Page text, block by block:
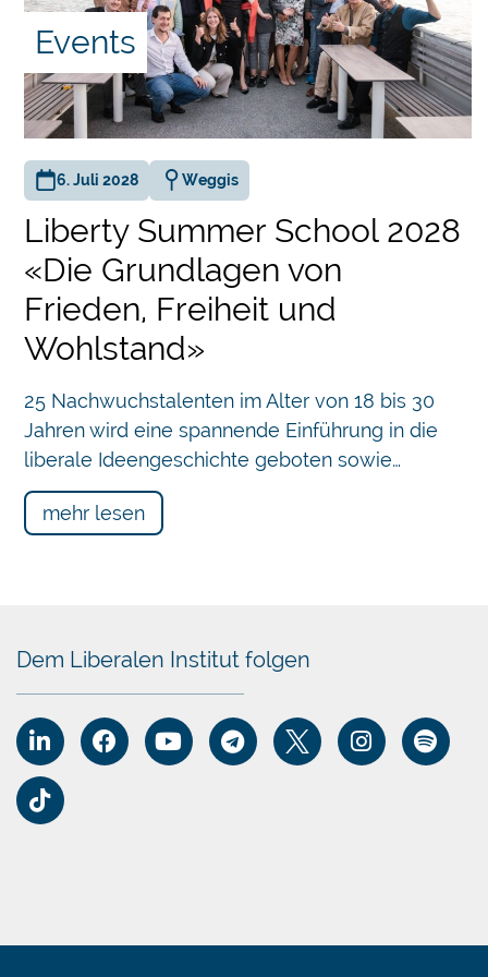
Chatbot
Events
6. Juli 2028 Weggis
Liberty Summer School 2028
«Die Grundlagen von
Frieden, Freiheit und
Wohlstand»
25 Nachwuchstalenten im Alter von 18 bis 30
Jahren wird eine spannende Einführung in die
liberale Ideengeschichte geboten sowie…
mehr lesen
Dem Liberalen Institut folgen